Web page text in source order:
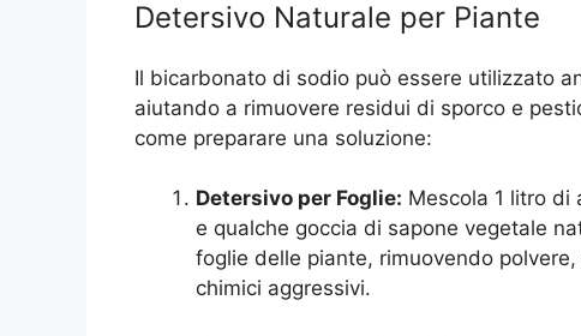
Detersivo Naturale per Piante
Il bicarbonato di sodio può essere utilizzato
aiutando a rimuovere residui di sporco e
come preparare una soluzione:
Detersivo per Foglie: Mescola 1 litro di
e qualche goccia di sapone vegetale
foglie delle piante, rimuovendo
chimici aggressivi.